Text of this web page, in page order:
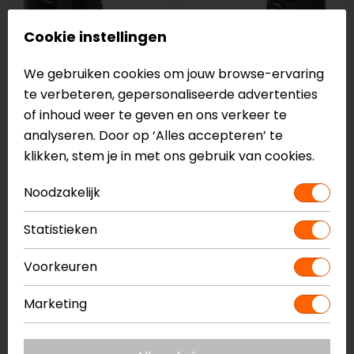
Alpinestars
Andes V2 Drystar
Motorlaarzen
244,95
IXS
Tour Pacego ST
Motorlaarzen
-5%
Cookie instellingen
We gebruiken cookies om jouw browse-ervaring
te verbeteren, gepersonaliseerde advertenties
of inhoud weer te geven en ons verkeer te
analyseren. Door op ‘Alles accepteren’ te
klikken, stem je in met ons gebruik van cookies.
Noodzakelijk
Statistieken
Voorkeuren
Marketing